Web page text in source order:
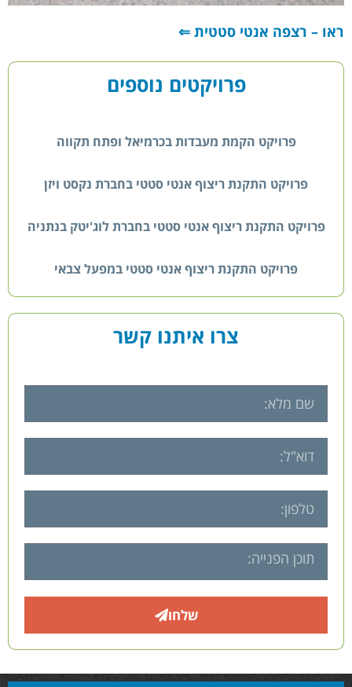
ראו – רצפה אנטי סטטית ⇐
פרויקטים נוספים
פרויקט הקמת מעבדות בכרמיאל ופתח תקווה
פרויקט התקנת ריצוף אנטי סטטי בחברת נקסט ויזן
פרויקט התקנת ריצוף אנטי סטטי בחברת לוג'יטק בנתניה
פרויקט התקנת ריצוף אנטי סטטי במפעל צבאי
צרו איתנו קשר
שלחו